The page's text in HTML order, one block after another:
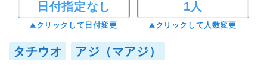
日付指定なし
クリックして日付変更
1人
クリックして人数変更
タチウオ アジ（マアジ）